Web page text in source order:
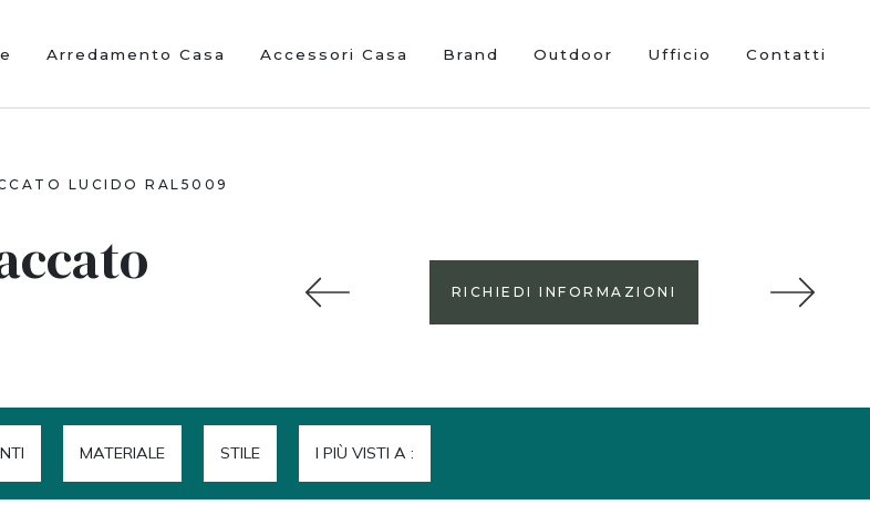
Arredamento Casa Accessori Casa Brand Outdoor Ufficio Contatti
LUCIDO RAL5009
RICHIEDI INFORMAZIONI
MATERIALE STILE I PIÙ VISTI A :